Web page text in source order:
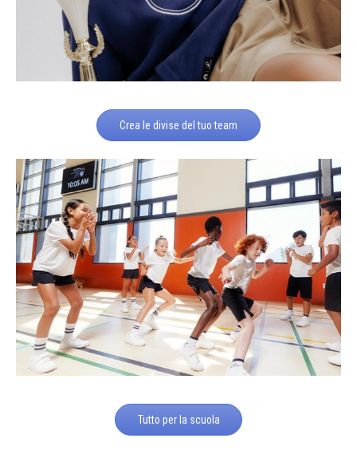
Crea le divise del tuo team
Tutto per la scuola